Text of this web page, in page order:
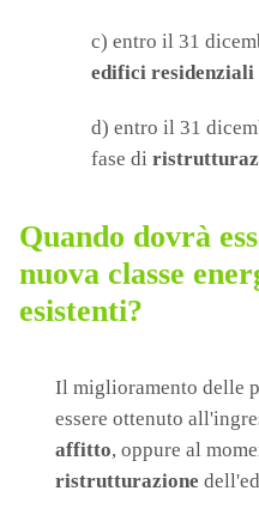
c) entro il 31
edifici residenziali
d) entro il 31
fase di
Quando dovrà
nuova classe
esistenti?
Il miglioramento delle
essere ottenuto
affitto, oppure al
ristrutturazione